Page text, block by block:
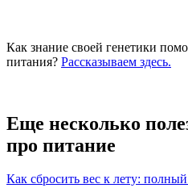
Как знание своей генетики
питания? Рассказываем здесь.
Еще несколько
про питание
Как сбросить вес к лету: